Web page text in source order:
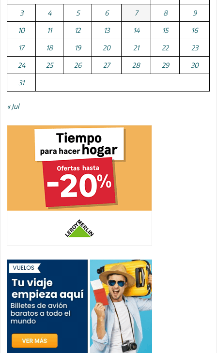
3 4 5 6 7 8 9
10 11 12 13 14 15 16
17 18 19 20 21 22 23
24 25 26 27 28 29 30
31
« Jul